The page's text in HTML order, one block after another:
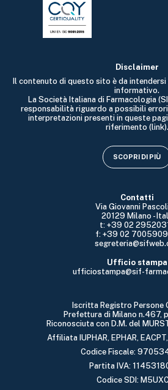
Contatti
Via Giovanni
20129 Milano -
t: +39 02
f: +39 02
Ufficio stampa
ufficiostampa@sif-
Iscritta Registro Persone
Prefettura di Milano n.467,
Riconosciuta con D.M. del
Affiliata IUPHAR, EPHAR,
Codice Fiscale:
Partita IVA:
Codice SDI:
Disclaimer
Il contenuto di questo sito è da
informativo.
La Società Italiana di Farmacologia
responsabilità riguardo a possibili
interpretazioni presenti in queste
riferimento (link).
SCOPRI DI PIÙ